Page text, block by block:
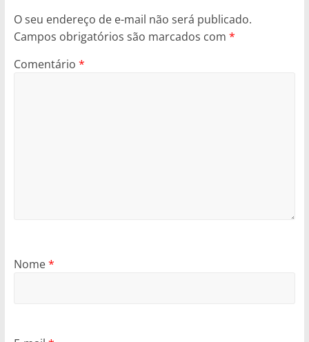
O seu endereço de e-mail não será publicado.
Campos obrigatórios são marcados com *
Comentário *
Nome*